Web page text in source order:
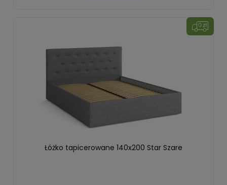
Łóżko tapicerowane 140x200 Star Szare